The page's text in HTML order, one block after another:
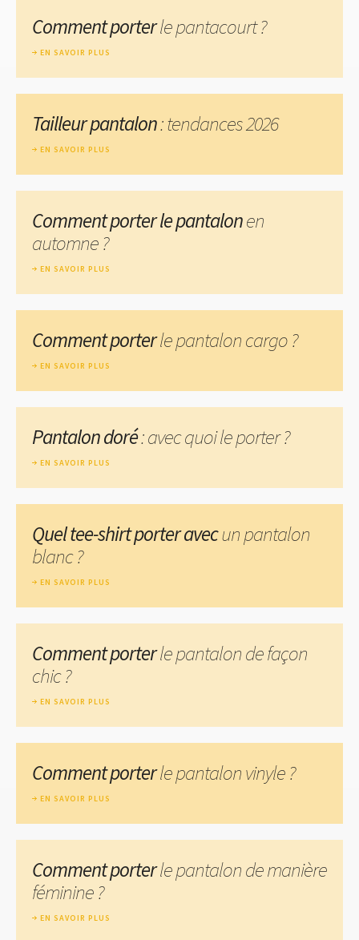
Comment porterle pantacourt ?
EN SAVOIR PLUS
Tailleur pantalon: tendances 2026
EN SAVOIR PLUS
Comment porter le pantalonen
automne ?
EN SAVOIR PLUS
Comment porterle pantalon cargo ?
EN SAVOIR PLUS
Pantalon doré: avec quoi le porter ?
EN SAVOIR PLUS
Quel tee-shirt porter avecun pantalon
blanc ?
EN SAVOIR PLUS
Comment porterle pantalon de façon
chic ?
EN SAVOIR PLUS
Comment porterle pantalon vinyle ?
EN SAVOIR PLUS
Comment porterle pantalon de manière
féminine ?
EN SAVOIR PLUS